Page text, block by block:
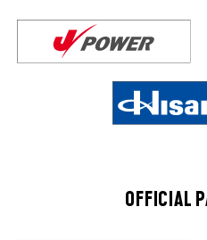
OFFICIAL